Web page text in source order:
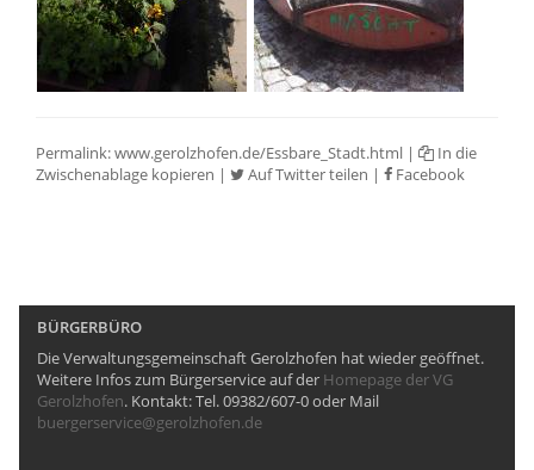
Permalink:www.gerolzhofen.de/Essbare_Stadt.html |
In die
Zwischenablage kopieren | Auf Twitter teilen | Facebook
BÜRGERBÜRO
Die Verwaltungsgemeinschaft Gerolzhofen hat wieder geöffnet.
Weitere Infos zum Bürgerservice auf der Homepage der VG
Gerolzhofen. Kontakt: Tel. 09382/607-0 oder Mail
buergerservice@gerolzhofen.de